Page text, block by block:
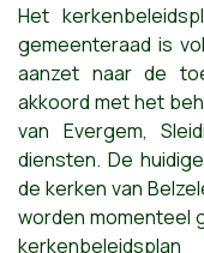
Het
gemeenteraad is
aanzet naar de
akkoord met het
van Evergem,
diensten. De
de kerken van
worden momenteel